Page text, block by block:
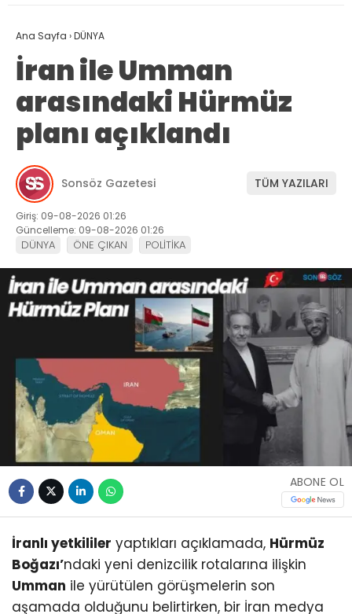
Ana Sayfa ›DÜNYA
İran ile Umman
arasındaki Hürmüz
planı açıklandı
Sonsöz Gazetesi TÜM YAZILARI
Giriş: 09-08-2026 01:26
Güncelleme: 09-08-2026 01:26
DÜNYA ÖNE ÇIKAN POLİTİKA
ABONE OL
İranlı yetkililer yaptıkları açıklamada, Hürmüz
Boğazı’ndaki yeni denizcilik rotalarına ilişkin
Umman ile yürütülen görüşmelerin son
aşamada olduğunu belirtirken, bir İran medya